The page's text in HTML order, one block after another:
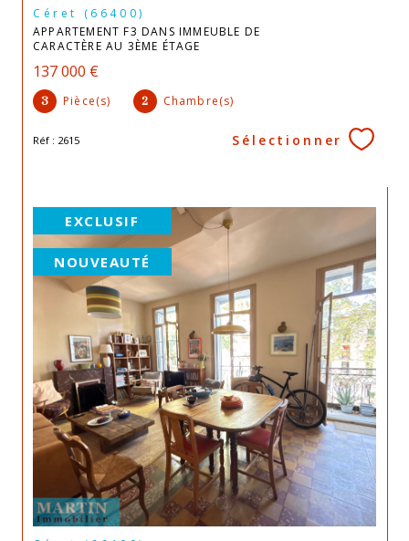
Céret (66400)
APPARTEMENT F3 DANS IMMEUBLE DE
CARACTÈRE AU 3ÈME ÉTAGE
137 000 €
3 Pièce(s) 2 Chambre(s)
Réf : 2615 Sélectionner
EXCLUSIF
NOUVEAUTÉ